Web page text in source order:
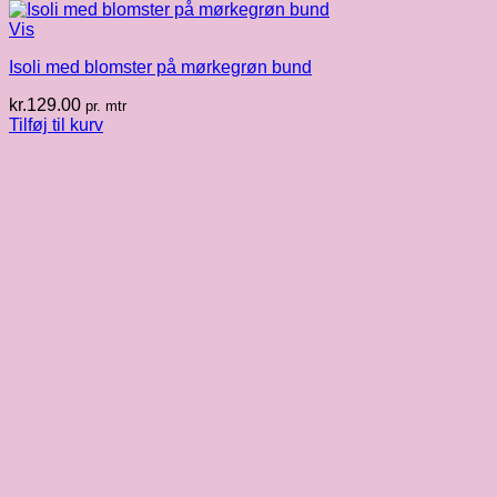
Vis
Isoli med blomster på mørkegrøn bund
kr.129.00 pr. mtr
Tilføj til kurv